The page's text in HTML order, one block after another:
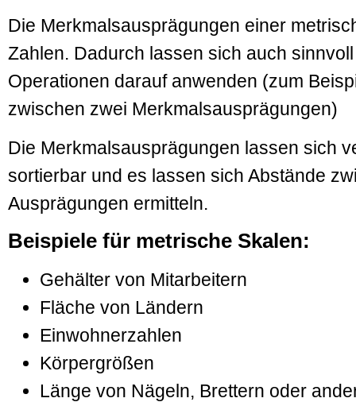
Die Merkmalsausprägungen einer
Zahlen. Dadurch lassen sich auch
Operationen darauf anwenden (zum
zwischen zwei Merkmalsausprägungen)
Die Merkmalsausprägungen lassen sich
sortierbar und es lassen sich Abstände
Ausprägungen ermitteln.
Beispiele für metrische Skalen:
Gehälter von Mitarbeitern
Fläche von Ländern
Einwohnerzahlen
Körpergrößen
Länge von Nägeln, Brettern oder